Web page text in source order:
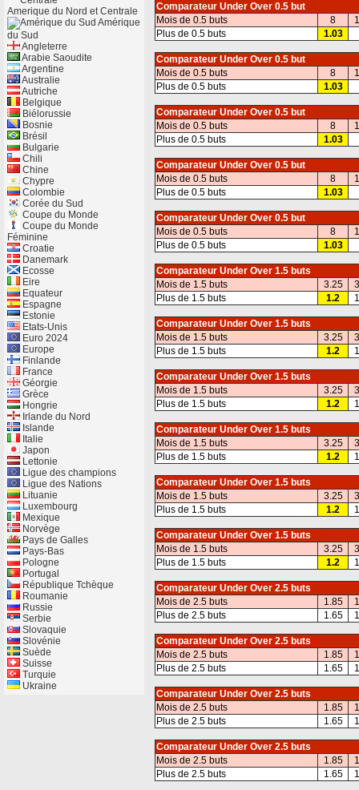
Comparateur Under Over 0.5 but
Mois de 0.5 buts
8
Plus de 0.5 buts
1.03
Comparateur Under Over 0.5 but
Mois de 0.5 buts
8
Plus de 0.5 buts
1.03
Comparateur Under Over 0.5 but
Mois de 0.5 buts
8
Plus de 0.5 buts
1.03
Comparateur Under Over 0.5 but
Mois de 0.5 buts
8
Plus de 0.5 buts
1.03
Comparateur Under Over 0.5 but
Mois de 0.5 buts
8
Plus de 0.5 buts
1.03
Comparateur Under Over 1.5 buts
Mois de 1.5 buts
3.25
Plus de 1.5 buts
1.2
Comparateur Under Over 1.5 buts
Mois de 1.5 buts
3.25
Plus de 1.5 buts
1.2
Comparateur Under Over 1.5 buts
Mois de 1.5 buts
3.25
Plus de 1.5 buts
1.2
Comparateur Under Over 1.5 buts
Mois de 1.5 buts
3.25
Plus de 1.5 buts
1.2
Comparateur Under Over 1.5 buts
Mois de 1.5 buts
3.25
Plus de 1.5 buts
1.2
Comparateur Under Over 1.5 buts
Mois de 1.5 buts
3.25
Plus de 1.5 buts
1.2
Comparateur Under Over 2.5 buts
Mois de 2.5 buts
1.85
Plus de 2.5 buts
1.65
Comparateur Under Over 2.5 buts
Mois de 2.5 buts
1.85
Plus de 2.5 buts
1.65
Comparateur Under Over 2.5 buts
Mois de 2.5 buts
1.85
Plus de 2.5 buts
1.65
Comparateur Under Over 2.5 buts
Mois de 2.5 buts
1.85
Plus de 2.5 buts
1.65
Amerique du Nord et Centrale
Amérique
du Sud
Angleterre
Arabie Saoudite
Argentine
Australie
Autriche
Belgique
Biélorussie
Bosnie
Brésil
Bulgarie
Chili
Chine
Chypre
Colombie
Corée du Sud
Coupe du Monde
Coupe du Monde
Féminine
Croatie
Danemark
Ecosse
Eire
Equateur
Espagne
Estonie
Etats-Unis
Euro 2024
Europe
Finlande
France
Géorgie
Grèce
Hongrie
Irlande du Nord
Islande
Italie
Japon
Lettonie
Ligue des champions
Ligue des Nations
Lituanie
Luxembourg
Mexique
Norvège
Pays de Galles
Pays-Bas
Pologne
Portugal
République Tchèque
Roumanie
Russie
Serbie
Slovaquie
Slovénie
Suède
Suisse
Turquie
Ukraine